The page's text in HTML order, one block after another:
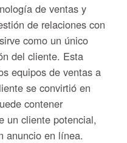
de ventas y
de relaciones con
como un único
del cliente. Esta
equipos de ventas a
se convirtió en
contener
un cliente potencial,
anuncio en línea.